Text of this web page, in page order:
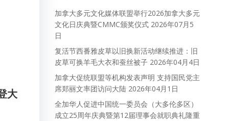
大
加拿大多元文化媒体联盟举行2026加拿大多元
文化日庆典暨CMMC颁奖仪式 2026年07月5
日
复活节西番雅皮草以旧换新活动继续推进：旧
皮草可换羊毛大衣和蚕丝被子 2026年04月4日
加拿大促统联盟等机构发表声明 支持国民党主
席郑丽文率团访问大陆 2026年04月1日
全加华人促进中国统一委员会（大多伦多区）
成立25周年庆典暨第12届理事会就职典礼隆重